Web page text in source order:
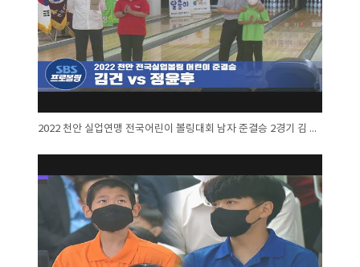
2022 천안 실업연맹 전국어린이 볼링대회 남자 준결승 2경기 김 건 대 정윤후대